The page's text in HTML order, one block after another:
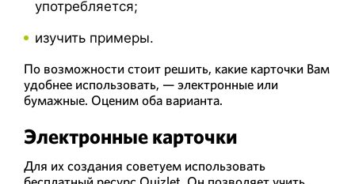
употребляется;
изучить примеры.
По возможности стоит решить, какие карточки Вам
удобнее использовать, — электронные или
бумажные. Оценим оба варианта.
Электронные карточки
Для их создания советуем использовать